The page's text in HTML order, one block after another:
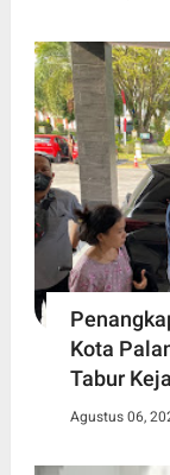
Kota
Tabur
Agustus 06,